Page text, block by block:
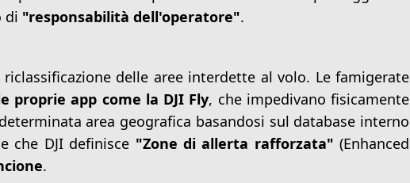
di "responsabilità dell'operatore".
delle aree interdette al volo. Le famigerate
proprie app come la DJI Fly, che impedivano fisicamente
area geografica basandosi sul database interno
che DJI definisce "Zone di allerta rafforzata" (Enhanced
.